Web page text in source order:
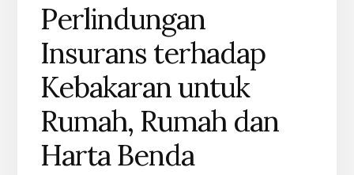
Perlindungan
Insurans terhadap
Kebakaran untuk
Rumah, Rumah dan
Harta Benda